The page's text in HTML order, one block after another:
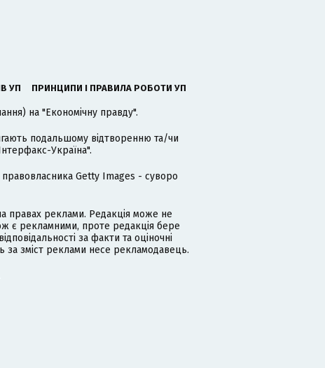
УП ПРИНЦИПИ І ПРАВИЛА РОБОТИ УП
на "Економічну правду".
подальшому відтворенню та/чи
Україна".
правовласника Getty Images - суворо
правах реклами. Редакція може не
є рекламними, проте редакція бере
за факти та оціночні
за зміст реклами несе рекламодавець.